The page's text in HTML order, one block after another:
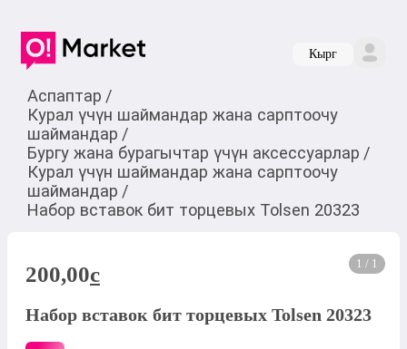
Кырг
Аспаптар /
Курал үчүн шаймандар жана сарптоочу
шаймандар /
Бургу жана бурагычтар үчүн аксессуарлар /
Курал үчүн шаймандар жана сарптоочу
шаймандар /
Набор вставок бит торцевых Tolsen 20323
1 / 1
200,00c
Набор вставок бит торцевых Tolsen 20323